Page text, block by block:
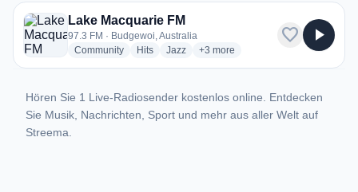
1 Radiosender aus Budgewoi
Lake Macquarie FM
97.3 FM · Budgewoi, Australia
Communityradio stations
Hitsradio stations
Jazzradio stations
+3 more genres for Lake Macquarie
more
favorite play_arrow
Hören Sie 1 Live-Radiosender kostenlos online. Entdecken
Sie Musik, Nachrichten, Sport und mehr aus aller Welt auf
Streema.